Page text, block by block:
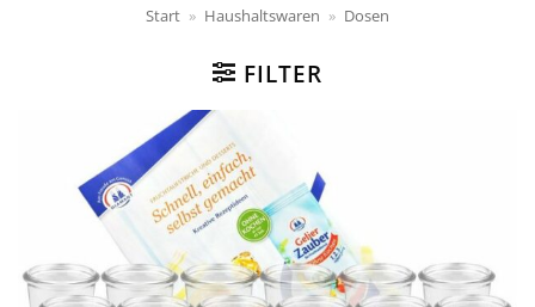
Start » Haushaltswaren » Dosen
FILTER